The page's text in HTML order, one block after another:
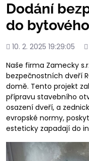
Dodání
do
Přidáno
10. 2. 2025 19:29:05
Naše firma Zamecky
bezpečnostních dveří
domě. Tento projekt
přípravu stavebního
osazení dveří, a
evropské normy,
esteticky zapadají do